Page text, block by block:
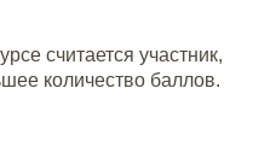
считается участник,
количество баллов.